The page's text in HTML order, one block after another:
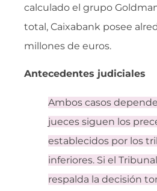
calculado el grupo
total, Caixabank posee
millones de euros.
Antecedentes judiciales
Ambos casos
jueces siguen los
establecidos por los
inferiores. Si el
respalda la decisión